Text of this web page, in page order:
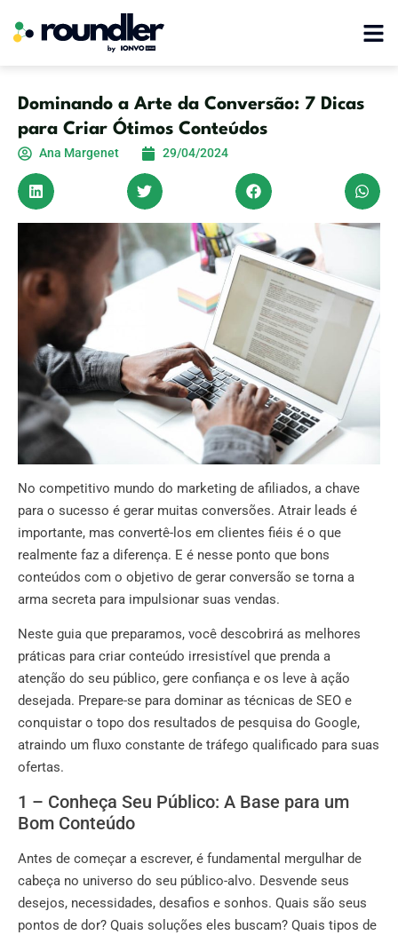
Dominando a Arte da Conversão: 7 Dicas
para Criar Ótimos Conteúdos
Ana Margenet 29/04/2024
No competitivo mundo do marketing de afiliados, a chave
para o sucesso é gerar muitas conversões. Atrair leads é
importante, mas convertê-los em clientes fiéis é o que
realmente faz a diferença. E é nesse ponto que bons
conteúdos com o objetivo de gerar conversão se torna a
arma secreta para impulsionar suas vendas.
Neste guia que preparamos, você descobrirá as melhores
práticas para criar conteúdo irresistível que prenda a
atenção do seu público, gere confiança e os leve à ação
desejada. Prepare-se para dominar as técnicas de SEO e
conquistar o topo dos resultados de pesquisa do Google,
atraindo um fluxo constante de tráfego qualificado para suas
ofertas.
1 – Conheça Seu Público: A Base para um
Bom Conteúdo
Antes de começar a escrever, é fundamental mergulhar de
cabeça no universo do seu público-alvo. Desvende seus
desejos, necessidades, desafios e sonhos. Quais são seus
pontos de dor? Quais soluções eles buscam? Quais tipos de